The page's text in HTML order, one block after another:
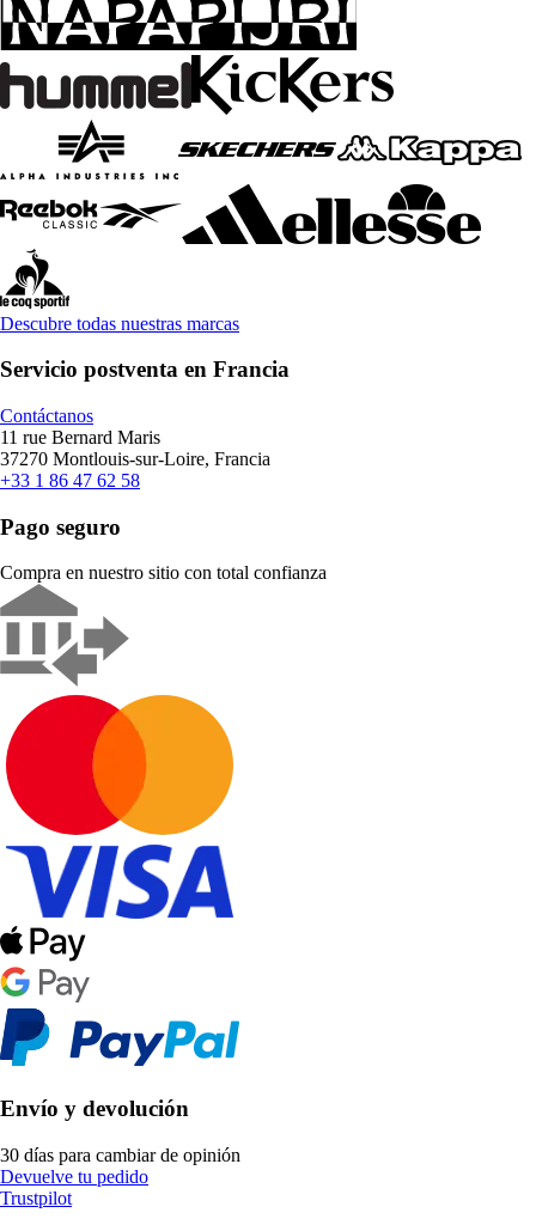
Descubre todas nuestras marcas
Servicio postventa en Francia
Contáctanos
11 rue Bernard Maris
37270 Montlouis-sur-Loire, Francia
+33 1 86 47 62 58
Pago seguro
Compra en nuestro sitio con total confianza
Envío y devolución
30 días para cambiar de opinión
Devuelve tu pedido
Trustpilot